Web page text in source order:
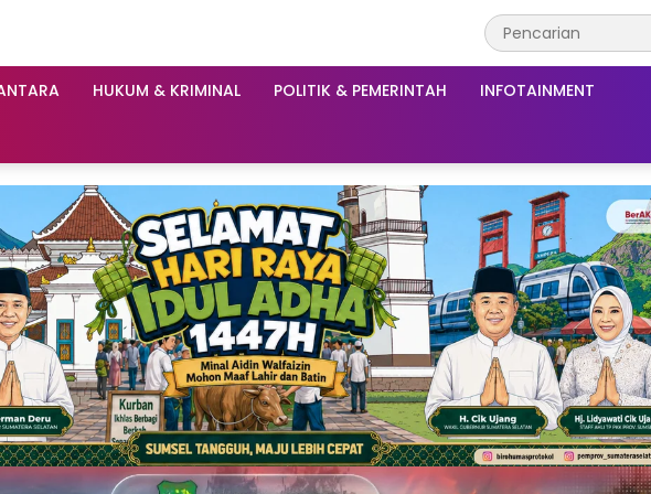
HUKUM & KRIMINAL POLITIK & PEMERINTAH INFOTAINMENT